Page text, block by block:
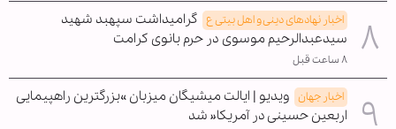
اخبار نهادهای دینی و اهل بیتی ع گرامیداشت سپهبد شهید
سیدعبدالرحیم موسوی در حرم بانوی کرامت
۸ ساعت قبل
اخبار جهان ویدیو | ایالت میشیگان میزبان »بزرگترین راهپیمایی
اربعین حسینی در آمریکا« شد